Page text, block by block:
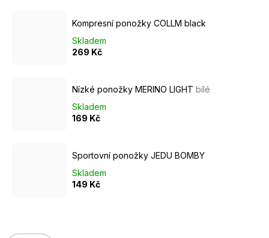
Kompresní ponožky COLLM black
Skladem
269 Kč
Nízké ponožky MERINO LIGHT bílé
Skladem
169 Kč
Sportovní ponožky JEDU BOMBY
Skladem
149 Kč